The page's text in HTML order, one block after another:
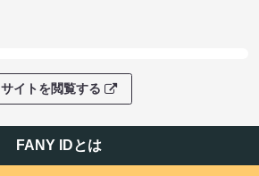
サイトを閲覧する
FANY IDとは